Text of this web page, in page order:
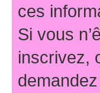
ces
Si vous
inscrivez,